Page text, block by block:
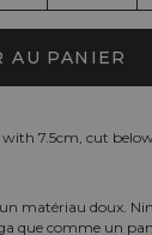
AU PANIER
7.5cm, cut
matériau doux.
que comme un